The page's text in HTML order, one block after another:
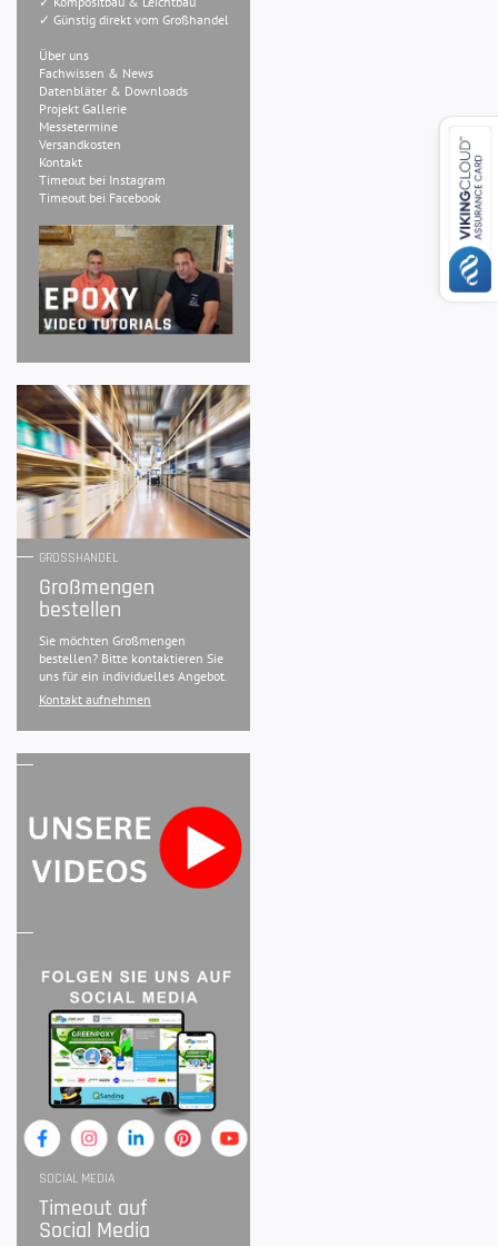
✓ Günstig direkt vom Großhandel
Über uns
Fachwissen & News
Datenbläter & Downloads
Projekt Gallerie
Messetermine
Versandkosten
Kontakt
Timeout bei Instagram
Timeout bei Facebook
GROSSHANDEL
Großmengen
bestellen
Sie möchten Großmengen
bestellen? Bitte kontaktieren Sie
uns für ein individuelles Angebot.
Kontakt aufnehmen
SOCIAL MEDIA
Timeout auf
Social Media